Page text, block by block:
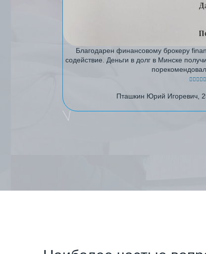
Благодарен финансовому брокеру
содействие. Деньги в долг в Минске
Пташкин Юрий Игоревич,